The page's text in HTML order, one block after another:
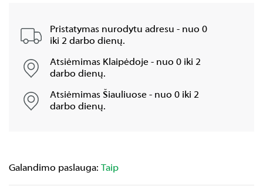
Pristatymas nurodytu adresu - nuo 0
iki 2 darbo dienų.
Atsiėmimas Klaipėdoje - nuo 0 iki 2
darbo dienų.
Atsiėmimas Šiauliuose - nuo 0 iki 2
darbo dienų.
Galandimo paslauga: Taip